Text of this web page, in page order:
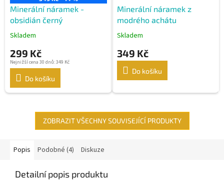
Minerální náramek -
obsidián černý
Skladem
299 Kč
Nejnižší cena 30 dnů: 349 Kč
Do košíku
Minerální náramek z
modrého achátu
Skladem
349 Kč
Do košíku
ZOBRAZIT VŠECHNY SOUVISEJÍCÍ PRODUKTY
Popis Podobné (4) Diskuze
Detailní popis produktu